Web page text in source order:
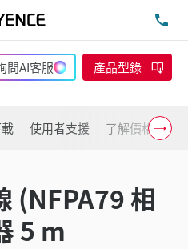
問AI客服 產品型錄
使用者支援 了解價格
(NFPA79 相
5 m